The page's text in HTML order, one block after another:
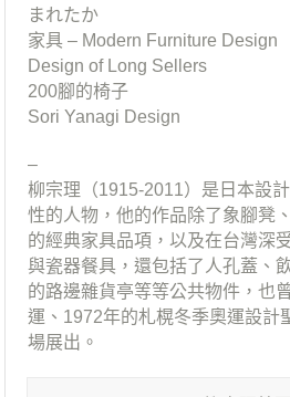
まれたか
家具 – Modern Furniture Design
Design of Long Sellers
200腳的椅子
Sori Yanagi Design
–
柳宗理（1915-2011）是日本設
性的人物，他的作品除了象腳凳
的經典家具品項，以及在台灣深
與瓷器餐具，還包括了人孔蓋、
的路邊雜貨亭等等公共物件，也
運、1972年的札榥冬季奧運設計
場展出。